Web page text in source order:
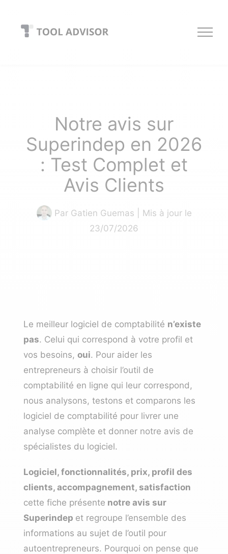
content
Notre avis sur
Superindep en 2026
: Test Complet et
Avis Clients
Par Gatien Guemas | Mis à jour le
23/07/2026
Le meilleur logiciel de comptabilité n’existe
pas. Celui qui correspond à votre profil et
vos besoins, oui. Pour aider les
entrepreneurs à choisir l’outil de
comptabilité en ligne qui leur correspond,
nous analysons, testons et comparons les
logiciel de comptabilité pour livrer une
analyse complète et donner notre avis de
spécialistes du logiciel.
Logiciel, fonctionnalités, prix, profil des
clients, accompagnement, satisfaction
cette fiche présente notre avis sur
Superindep et regroupe l’ensemble des
informations au sujet de l’outil pour
autoentrepreneurs. Pourquoi on pense que